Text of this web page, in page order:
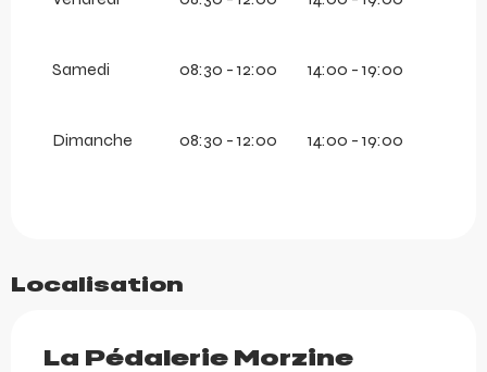
Samedi 08:30 - 12:00 14:00 - 19:00
Dimanche 08:30 - 12:00 14:00 - 19:00
Localisation
La Pédalerie Morzine